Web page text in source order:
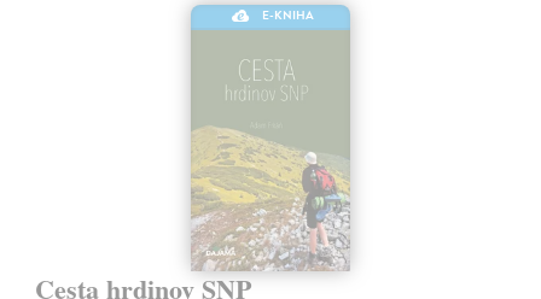
E-KNIHA
Cesta hrdinov SNP